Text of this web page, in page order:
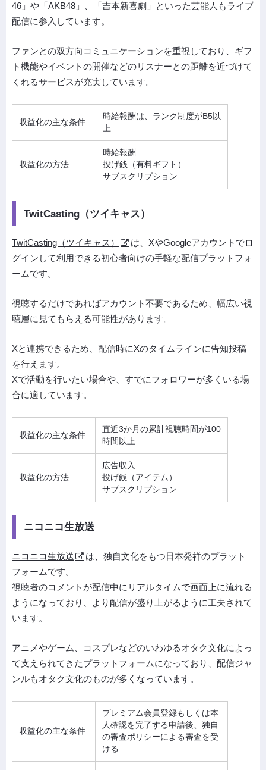
46」や「AKB48」、「吉本新喜劇」といった芸能人もライブ
配信に参入しています。
ファンとの双方向コミュニケーションを重視しており、ギフ
ト機能やイベントの開催などのリスナーとの距離を近づけて
くれるサービスが充実しています。
収益化の主な条件
時給報酬は、ランク制度がB5以
上
収益化の方法
時給報酬
投げ銭（有料ギフト）
サブスクリプション
TwitCasting（ツイキャス）
TwitCasting（ツイキャス）
は、XやGoogleアカウントでロ
グインして利用できる初心者向けの手軽な配信プラットフォ
ームです。
視聴するだけであればアカウント不要であるため、幅広い視
聴層に見てもらえる可能性があります。
Xと連携できるため、配信時にXのタイムラインに告知投稿
を行えます。
Xで活動を行いたい場合や、すでにフォロワーが多くいる場
合に適しています。
収益化の主な条件
直近3か月の累計視聴時間が100
時間以上
収益化の方法
広告収入
投げ銭（アイテム）
サブスクリプション
ニコニコ生放送
ニコニコ生放送
は、独自文化をもつ日本発祥のプラット
フォームです。
視聴者のコメントが配信中にリアルタイムで画面上に流れる
ようになっており、より配信が盛り上がるように工夫されて
います。
アニメやゲーム、コスプレなどのいわゆるオタク文化によっ
て支えられてきたプラットフォームになっており、配信ジャ
ンルもオタク文化のものが多くなっています。
収益化の主な条件
プレミアム会員登録もしくは本
人確認を完了する申請後、独自
の審査ポリシーによる審査を受
ける